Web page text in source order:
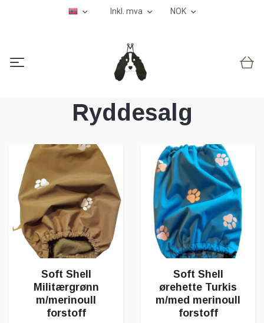
Inkl. mva NOK
Ryddesalg
Soft Shell
Militærgrønn
m/merinoull
forstoff
Soft Shell
ørehette Turkis
m/med merinoull
forstoff